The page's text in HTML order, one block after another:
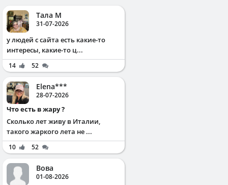
Тала М
31-07-2026
у людей с сайта есть какие-то
интересы, какие-то ц...
14 52
Elena***
28-07-2026
Что есть в жару ?
Сколько лет живу в Италии,
такого жаркого лета не ...
10 52
Вова
01-08-2026